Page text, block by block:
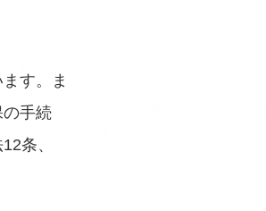
す。ま
手続
条、